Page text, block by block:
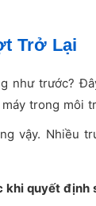
Trở Lại
như trước?
trong môi
vậy. Nhiều
khi quyết định